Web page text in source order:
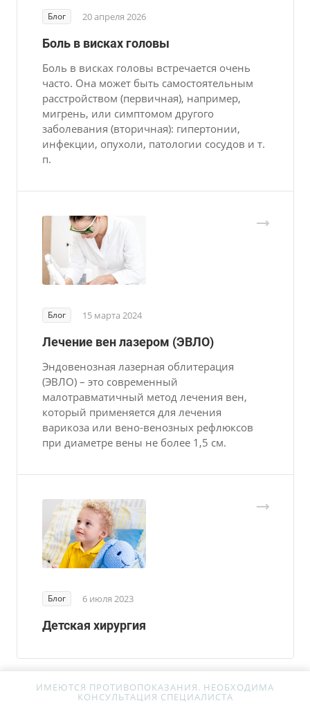
Блог 20 апреля 2026
Боль в висках головы
Боль в висках головы встречается очень
часто. Она может быть самостоятельным
расстройством (первичная), например,
мигрень, или симптомом другого
заболевания (вторичная): гипертонии,
инфекции, опухоли, патологии сосудов и т.
п.
Блог 15 марта 2024
Лечение вен лазером (ЭВЛО)
Эндовенозная лазерная облитерация
(ЭВЛО) – это современный
малотравматичный метод лечения вен,
который применяется для лечения
варикоза или вено-венозных рефлюксов
при диаметре вены не более 1,5 см.
Блог 6 июля 2023
Детская хирургия
Назад к списку
ИМЕЮТСЯ ПРОТИВОПОКАЗАНИЯ. НЕОБХОДИМА
КОНСУЛЬТАЦИЯ СПЕЦИАЛИСТА